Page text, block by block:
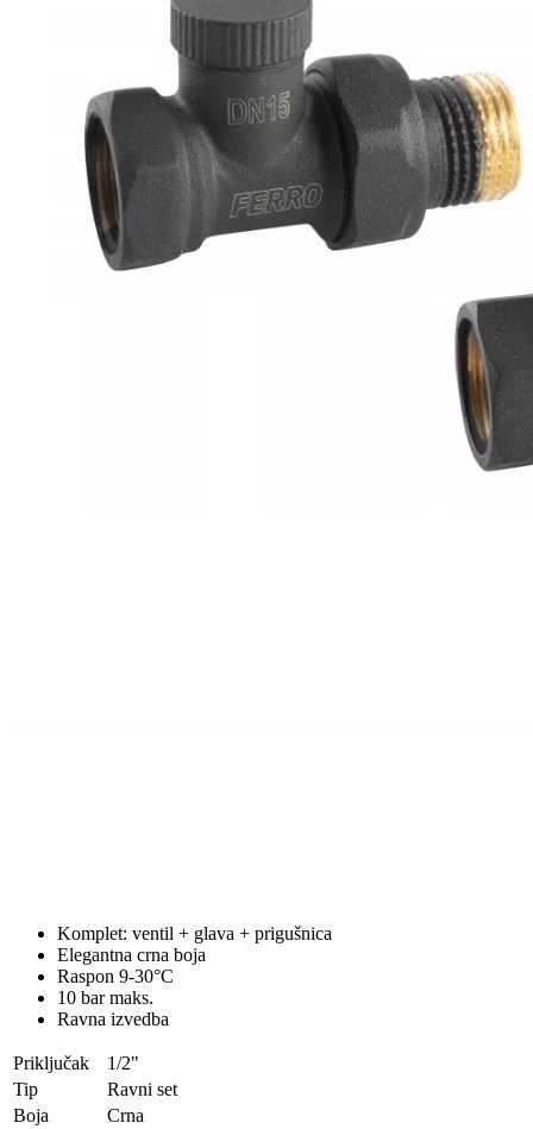
Komplet: ventil + glava + prigušnica
Elegantna crna boja
Raspon 9-30°C
10 bar maks.
Ravna izvedba
Priključak
1/2"
Tip
Ravni set
Boja
Crna